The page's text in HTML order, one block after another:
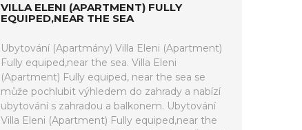
VILLA ELENI (APARTMENT) FULLY
EQUIPED,NEAR THE SEA
Ubytování (Apartmány) Villa Eleni (Apartment)
Fully equiped,near the sea. Villa Eleni
(Apartment) Fully equiped, near the sea se
může pochlubit výhledem do zahrady a nabízí
ubytování s zahradou a balkonem. Ubytování
Villa Eleni (Apartment) Fully equiped,near the